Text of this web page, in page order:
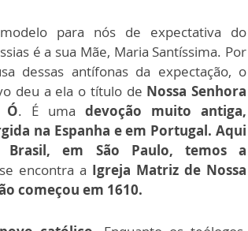
para nós de expectativa do
é a sua Mãe, Maria Santíssima. Por
dessas antífonas da expectação, o
deu a ela o título de Nossa Senhora
Ó. É uma devoção muito antiga,
na Espanha e em Portugal. Aqui
Brasil, em São Paulo, temos a
encontra a Igreja Matriz de Nossa
começou em 1610.